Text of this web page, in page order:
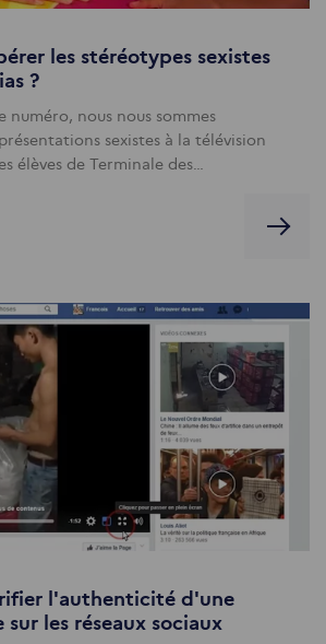
les stéréotypes sexistes
?
numéro, nous nous sommes
sexistes à la télévision
élèves de Terminale des…
l'authenticité d'une
les réseaux sociaux